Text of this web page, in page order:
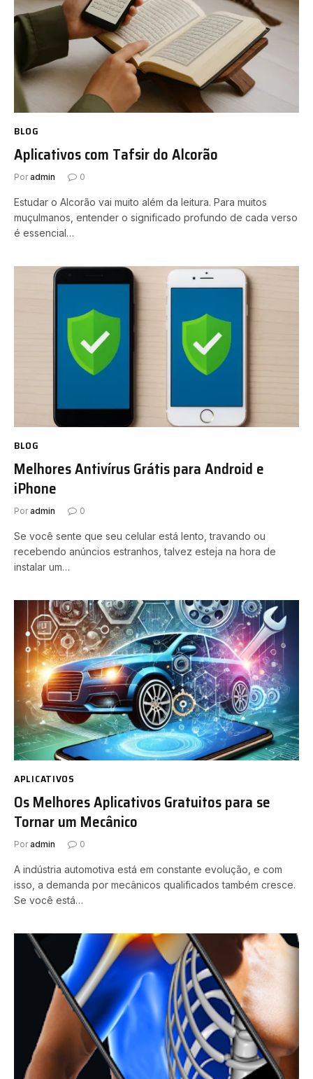
BLOG
Aplicativos com Tafsir do Alcorão
Por admin 0
Estudar o Alcorão vai muito além da leitura. Para muitos
muçulmanos, entender o significado profundo de cada verso
é essencial…
BLOG
Melhores Antivírus Grátis para Android e
iPhone
Por admin 0
Se você sente que seu celular está lento, travando ou
recebendo anúncios estranhos, talvez esteja na hora de
instalar um…
APLICATIVOS
Os Melhores Aplicativos Gratuitos para se
Tornar um Mecânico
Por admin 0
A indústria automotiva está em constante evolução, e com
isso, a demanda por mecânicos qualificados também cresce.
Se você está…